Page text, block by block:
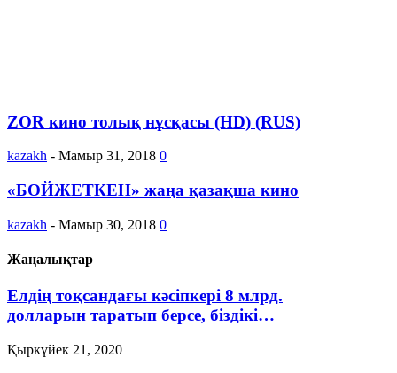
ZOR кино толық нұсқасы (HD) (RUS)
kazakh - Мамыр 31, 2018 0
«БОЙЖЕТКЕН» жаңа қазақша кино
kazakh - Мамыр 30, 2018 0
Жаңалықтар
Елдің тоқсандағы кәсіпкері 8 млрд.
долларын таратып берсе, біздікі…
Қыркүйек 21, 2020